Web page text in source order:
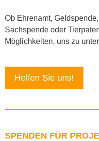
Ob Ehrenamt,
Sachspende oder
Möglichkeiten, uns zu
Helfen Sie uns!
SPENDEN FÜR